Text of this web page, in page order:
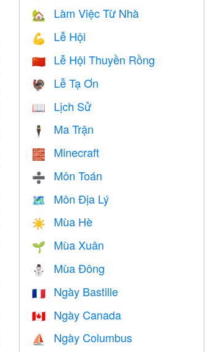
🏡 Làm Việc Từ Nhà
💪 Lễ Hội
🇨🇳 Lễ Hội Thuyền Rồng
🦃 Lễ Tạ Ơn
📖 Lịch Sử
🕴️ Ma Trận
🧱 Minecraft
➗ Môn Toán
🗺 Môn Địa Lý
☀️ Mùa Hè
🌱 Mùa Xuân
⛄ Mùa Đông
🇫🇷 Ngày Bastille
🇨🇦 Ngày Canada
⛵️ Ngày Columbus